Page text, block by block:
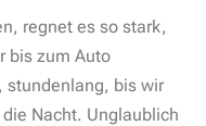
regnet es so stark,
bis zum Auto
stundenlang, bis wir
Nacht. Unglaublich